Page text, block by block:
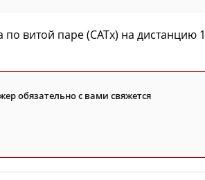
витой паре (CATx) на дистанцию
обязательно с вами свяжется